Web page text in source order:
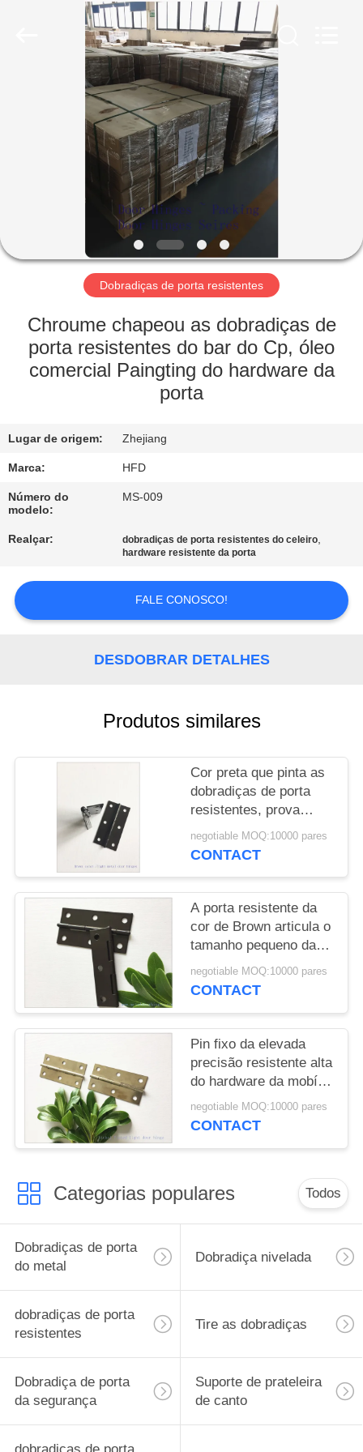
PRODUTOS
SOBRE
NÓS
EXCURSÃO
DA
FÁBRICA
DA
QUALIDADE
NOS
NOTÍCIA
PRIVACY
Dobradiças de porta resistentes
Chroume chapeou as dobradiças de
porta resistentes do bar do Cp, óleo
comercial Paingting do hardware da
porta
Lugar de origem: Zhejiang
Marca: HFD
Número do
modelo:
MS-009
Realçar: dobradiças de porta resistentes do celeiro,
hardware resistente da porta
FALE CONOSCO!
DESDOBRAR DETALHES
Produtos similares
Cor preta que pinta as
dobradiças de porta
resistentes, prova
durável da água das
dobradiças de porta da
negotiable MOQ:10000 pares
CONTACT
A porta resistente da
cor de Brown articula o
tamanho pequeno da
prova fixa da água do
Pin
negotiable MOQ:10000 pares
CONTACT
Pin fixo da elevada
precisão resistente alta
do hardware da mobília
das dobradiças de
porta da durabilidade
negotiable MOQ:10000 pares
CONTACT
Categorias populares Todos
Dobradiças de porta
do metal
Dobradiça nivelada
dobradiças de porta
resistentes
Tire as dobradiças
Dobradiça de porta
da segurança
Suporte de prateleira
de canto